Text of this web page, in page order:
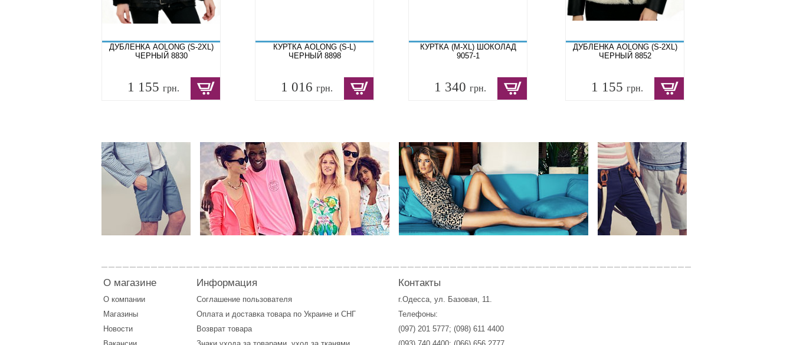
ДУБЛЕНКА AOLONG (S-2XL)
ЧЕРНЫЙ 8830
1 155 грн.
КУРТКА AOLONG (S-L)
ЧЕРНЫЙ 8898
1 016 грн.
КУРТКА (M-XL) ШОКОЛАД
9057-1
1 340 грн.
ДУБЛЕНКА AOLONG (S-2XL)
ЧЕРНЫЙ 8852
1 155 грн.
О магазине
О компании
Магазины
Новости
Вакансии
Информация
Соглашение пользователя
Оплата и доставка товара по Украине и СНГ
Возврат товара
Знаки ухода за товарами, уход за тканями
Контакты
г.Одесса, ул. Базовая, 11.
Телефоны:
(097) 201 5777; (098) 611 4400
(093) 740 4400; (066) 656 2777